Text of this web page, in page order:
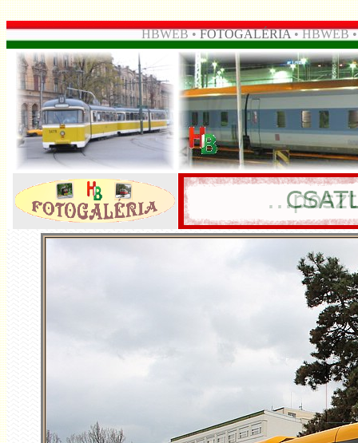
HBWEB •FOTOGALÉRIA• HBWEB